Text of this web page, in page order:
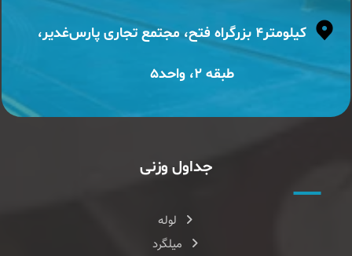
کیلومتر۴ بزرگراه فتح، مجتمع تجاری پارس‌غدیر،
طبقه ۲، واحد۵
جداول وزنی
لوله
میلگرد